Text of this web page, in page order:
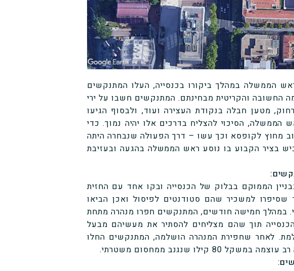
הממשלה במהלך ביקורו בכנסייה, העלו המתנקשים
החשובה והקריטית מבחינתם. המתנקשים חשבו על ירי
מטען חבלה בנקודת העצירה ועוד, ולבסוף הגיעו
הסיכוי להצליח בדרכים אלו יהיה נמוך. כדי
מחוץ לקופסא וכך עשו – דרך הפעולה שנבחרה היתה
בציר הקבוע בו נוסע ראש הממשלה בהגעה ובעזיבת
הממוקם בבלוק של הכנסייה ובקו אחד עם החזית
למשכיר שהם סטודנטים לפיסול ואכן הביאו
במהלך חמישה חודשים, המתנקשים חפרו מנהרה מתחת
תוך שהם מצליחים להסתיר את מעשיהם מבעל
לאחר שחפירת המנהרה הושלמה, המתנקשים החלו
שנגנב ממחסום משטרתי.